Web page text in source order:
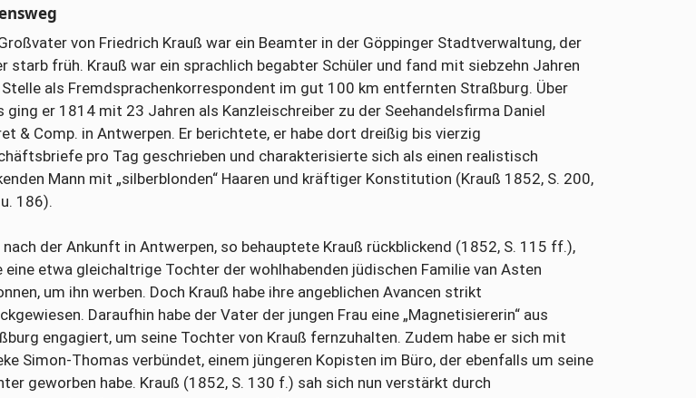
von Friedrich Krauß war ein Beamter in der Göppinger Stadtverwaltung, der
starb früh. Krauß war ein sprachlich begabter Schüler und fand mit siebzehn Jahren
Stelle als Fremdsprachenkorrespondent im gut 100 km entfernten Straßburg. Über
ging er 1814 mit 23 Jahren als Kanzleischreiber zu der Seehandelsfirma Daniel
& Comp. in Antwerpen. Er berichtete, er habe dort dreißig bis vierzig
pro Tag geschrieben und charakterisierte sich als einen realistisch
Mann mit „silberblonden“ Haaren und kräftiger Konstitution (Krauß 1852, S. 200,
186).
nach der Ankunft in Antwerpen, so behauptete Krauß rückblickend (1852, S. 115 ff.),
eine etwa gleichaltrige Tochter der wohlhabenden jüdischen Familie van Asten
um ihn werben. Doch Krauß habe ihre angeblichen Avancen strikt
Daraufhin habe der Vater der jungen Frau eine „Magnetisiererin“ aus
engagiert, um seine Tochter von Krauß fernzuhalten. Zudem habe er sich mit
Simon-Thomas verbündet, einem jüngeren Kopisten im Büro, der ebenfalls um seine
geworben habe. Krauß (1852, S. 130 f.) sah sich nun verstärkt durch